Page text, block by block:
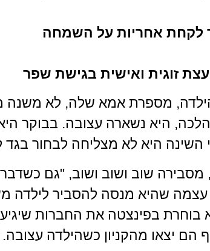
לקחת אחריות על השמחה
זוגית ואישית בגישת שפר
מספרת אמא שלה, לא משנה
היא נשארה עצובה. בבוקר
השינה היא לא מצליחה לבחור
שוב ושוב ושוב, "גם
שהיא מנסה להסביר לילדה
בוחרת בפינצטה את החברות
הם יצאו מהקניון כשהילדה